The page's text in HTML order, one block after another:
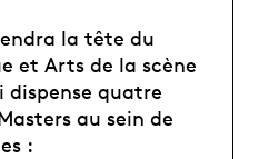
la tête du
et Arts de la scène
dispense quatre
au sein de
: